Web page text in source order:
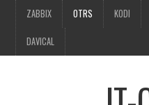
ZABBIX OTRS KODI
DAVICAL